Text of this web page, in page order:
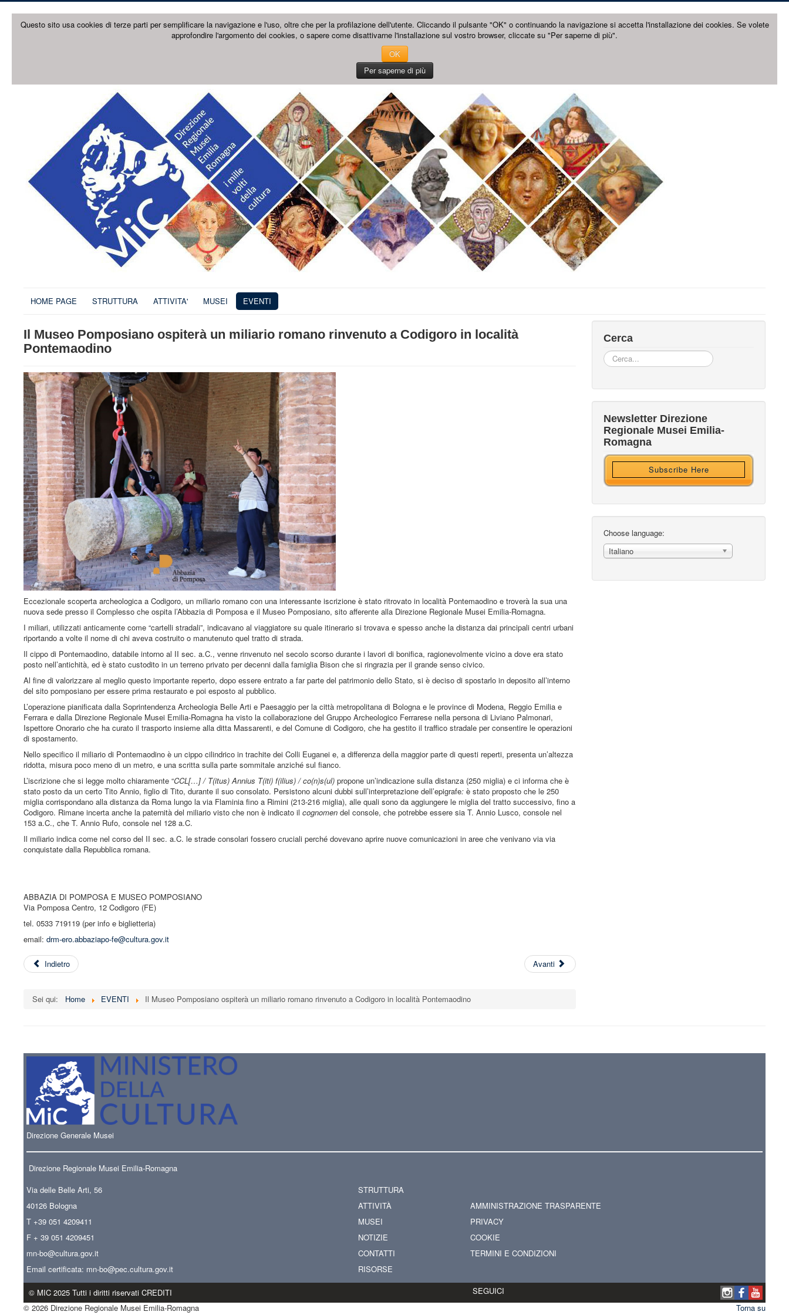
Questo sito usa cookies di terze parti per semplificare la navigazione e l'uso, oltre che per la profilazione dell'utente. Cliccando il pulsante "OK" o continuando la navigazione si accetta l'installazione dei cookies. Se volete
approfondire l'argomento dei cookies, o sapere come disattivarne l'installazione sul vostro browser, cliccate su "Per saperne di più".
OK
Per saperne di più
HOME PAGE STRUTTURA ATTIVITA' MUSEI EVENTI
Il Museo Pomposiano ospiterà un miliario romano rinvenuto a Codigoro in località
Pontemaodino
Eccezionale scoperta archeologica a Codigoro, un miliario romano con una interessante iscrizione è stato ritrovato in località Pontemaodino e troverà la sua una
nuova sede presso il Complesso che ospita l’Abbazia di Pomposa e il Museo Pomposiano, sito afferente alla Direzione Regionale Musei Emilia-Romagna.
I miliari, utilizzati anticamente come “cartelli stradali”, indicavano al viaggiatore su quale itinerario si trovava e spesso anche la distanza dai principali centri urbani
riportando a volte il nome di chi aveva costruito o manutenuto quel tratto di strada.
Il cippo di Pontemaodino, databile intorno al II sec. a.C., venne rinvenuto nel secolo scorso durante i lavori di bonifica, ragionevolmente vicino a dove era stato
posto nell’antichità, ed è stato custodito in un terreno privato per decenni dalla famiglia Bison che si ringrazia per il grande senso civico.
Al fine di valorizzare al meglio questo importante reperto, dopo essere entrato a far parte del patrimonio dello Stato, si è deciso di spostarlo in deposito all’interno
del sito pomposiano per essere prima restaurato e poi esposto al pubblico.
L’operazione pianificata dalla Soprintendenza Archeologia Belle Arti e Paesaggio per la città metropolitana di Bologna e le province di Modena, Reggio Emilia e
Ferrara e dalla Direzione Regionale Musei Emilia-Romagna ha visto la collaborazione del Gruppo Archeologico Ferrarese nella persona di Liviano Palmonari,
Ispettore Onorario che ha curato il trasporto insieme alla ditta Massarenti, e del Comune di Codigoro, che ha gestito il traffico stradale per consentire le operazioni
di spostamento.
Nello specifico il miliario di Pontemaodino è un cippo cilindrico in trachite dei Colli Euganei e, a differenza della maggior parte di questi reperti, presenta un’altezza
ridotta, misura poco meno di un metro, e una scritta sulla parte sommitale anziché sul fianco.
L’iscrizione che si legge molto chiaramente “CCL[…] / T(itus) Annius T(iti) f(ilius) / co(n)s(ul) propone un’indicazione sulla distanza (250 miglia) e ci informa che è
stato posto da un certo Tito Annio, figlio di Tito, durante il suo consolato. Persistono alcuni dubbi sull’interpretazione dell’epigrafe: è stato proposto che le 250
miglia corrispondano alla distanza da Roma lungo la via Flaminia fino a Rimini (213-216 miglia), alle quali sono da aggiungere le miglia del tratto successivo, fino a
Codigoro. Rimane incerta anche la paternità del miliario visto che non è indicato il cognomen del console, che potrebbe essere sia T. Annio Lusco, console nel
153 a.C., che T. Annio Rufo, console nel 128 a.C.
Il miliario indica come nel corso del II sec. a.C. le strade consolari fossero cruciali perché dovevano aprire nuove comunicazioni in aree che venivano via via
conquistate dalla Repubblica romana.
ABBAZIA DI POMPOSA E MUSEO POMPOSIANO
Via Pomposa Centro, 12 Codigoro (FE)
tel. 0533 719119 (per info e biglietteria)
email: drm-ero.abbaziapo-fe@cultura.gov.it
Indietro Avanti
Sei qui: Home EVENTI Il Museo Pomposiano ospiterà un miliario romano rinvenuto a Codigoro in località Pontemaodino
Cerca
Cerca...
Newsletter Direzione
Regionale Musei Emilia-
Romagna
Subscribe Here
Iscriviti alla nostra newsletter
Ricevi HTML?
Choose language:
Italiano
Direzione Generale Musei
Direzione Regionale Musei Emilia-Romagna
Via delle Belle Arti, 56
40126 Bologna
T +39 051 4209411
F + 39 051 4209451
mn-bo@cultura.gov.it
Email certificata: mn-bo@pec.cultura.gov.it
STRUTTURA
ATTIVITÀ
MUSEI
NOTIZIE
CONTATTI
RISORSE
AMMINISTRAZIONE TRASPARENTE
PRIVACY
COOKIE
TERMINI E CONDIZIONI
© MIC 2025 Tutti i diritti riservati CREDITI
SEGUICI
Torna su
© 2026 Direzione Regionale Musei Emilia-Romagna